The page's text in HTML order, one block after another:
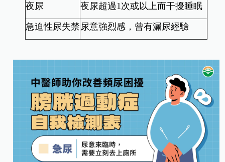
夜尿 夜尿超過1次或以上而干擾睡眠
急迫性尿失禁 尿意強烈感，曾有漏尿經驗